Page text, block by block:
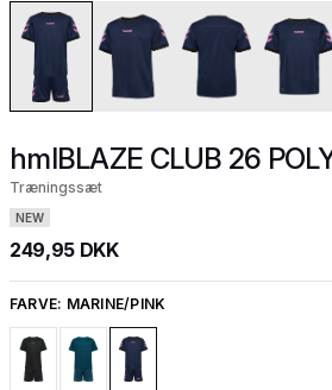
hmlBLAZE CLUB 26
Træningssæt
NEW
249,95 DKK
FARVE: MARINE/PINK